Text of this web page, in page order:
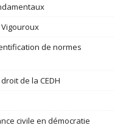
de normes
de la CEDH
civile en démocratie